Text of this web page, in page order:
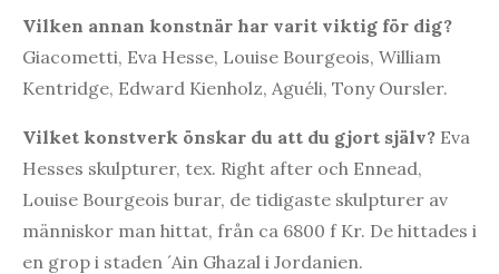
Vilken annan konstnär har varit viktig för dig?
Giacometti, Eva Hesse, Louise Bourgeois, William
Kentridge, Edward Kienholz, Aguéli, Tony Oursler.
Vilket konstverk önskar du att du gjort själv? Eva
Hesses skulpturer, tex. Right after och Ennead,
Louise Bourgeois burar, de tidigaste skulpturer av
människor man hittat, från ca 6800 f Kr. De hittades i
en grop i staden ´Ain Ghazal i Jordanien.